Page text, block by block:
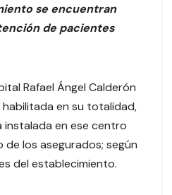
se encuentran
de pacientes
Rafael Ángel Calderón
en su totalidad,
instalada en ese centro
los asegurados; según
del establecimiento.